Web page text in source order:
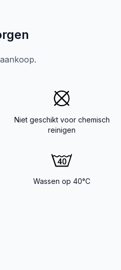
Niet geschikt voor chemisch
reinigen
Wassen op 40°C